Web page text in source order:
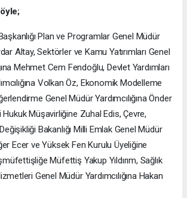
Plan ve Programlar Genel Müdür
Altay, Sektörler ve Kamu Yatırımları Genel
Mehmet Cem Fendoğlu, Devlet Yardımları
Volkan Öz, Ekonomik Modelleme
Genel Müdür Yardımcılığına Önder
Hukuk Müşavirliğine Zuhal Edis, Çevre,
Bakanlığı Milli Emlak Genel Müdür
Ecer ve Yüksek Fen Kurulu Üyeliğine
Müfettiş Yakup Yıldırım, Sağlık
Genel Müdür Yardımcılığına Hakan